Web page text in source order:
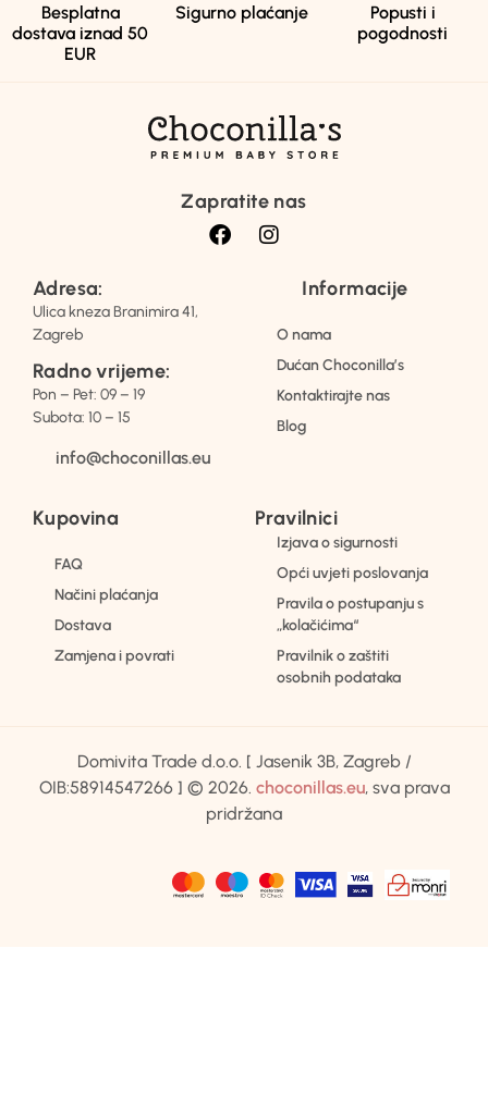
Besplatna
dostava iznad 50
EUR
Sigurno plaćanje
Popusti i
pogodnosti
Zapratite nas
Adresa:
Ulica kneza Branimira 41,
Zagreb
Radno vrijeme:
Pon – Pet: 09 – 19
Subota: 10 – 15
info@choconillas.eu
Informacije
O nama
Dućan Choconilla’s
Kontaktirajte nas
Blog
Kupovina
FAQ
Načini plaćanja
Dostava
Zamjena i povrati
Pravilnici
Izjava o sigurnosti
Opći uvjeti poslovanja
Pravila o postupanju s
„kolačićima“
Pravilnik o zaštiti
osobnih podataka
Domivita Trade d.o.o. [ Jasenik 3B, Zagreb /
OIB:58914547266 ] © 2026. choconillas.eu, sva prava
pridržana